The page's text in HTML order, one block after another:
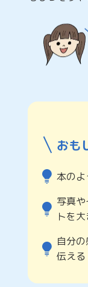
おも
本の
写真
トを
自分
伝える